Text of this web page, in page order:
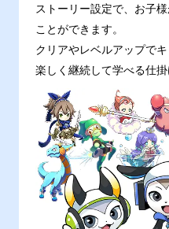
ストーリー設定で、お子
ことができます。
クリアやレベルアップで
楽しく継続して学べる仕